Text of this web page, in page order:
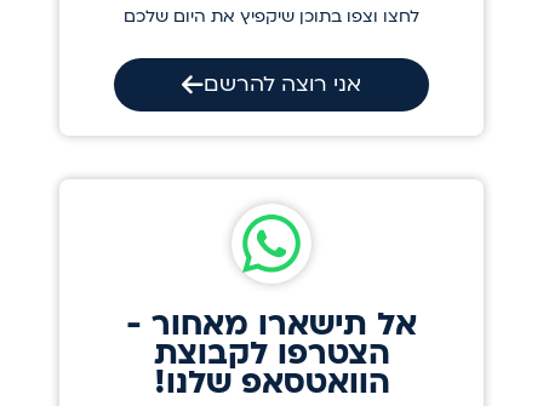
לחצו וצפו בתוכן שיקפיץ את היום שלכם
אני רוצה להרשם
אל תישארו מאחור -
הצטרפו לקבוצת
הוואטסאפ שלנו!